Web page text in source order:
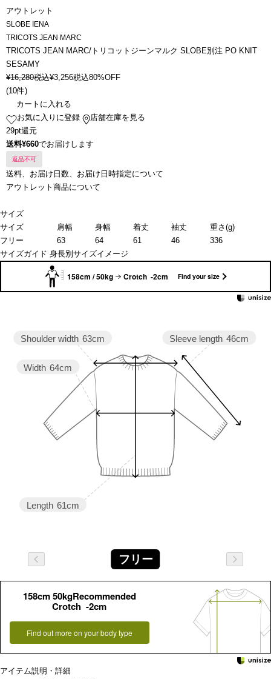
アウトレット
SLOBE IENA
TRICOTS JEAN MARC
TRICOTS JEAN MARC/トリコットジーンマルク SLOBE別注 PO KNIT
SESAMY
¥16,280税込¥3,256税込80%OFF
(10件)
カートに入れる
お気に入りに登録
店舗在庫を見る
29pt還元
送料¥660でお届けします
返品不可
送料、お届け日数、お届け日時指定について
アウトレット商品について
サイズ
サイズ
肩幅 身幅 着丈 袖丈
重さ(g)
フリー
63 64 61 46
336
サイズガイド 身長別サイズイメージ
158cm / 50kg Crotch -2cm Find your size
Sleeve length 46cm
Length 61cm
Width 64cm
Shoulder width 63cm
フリー
158cm 50kgRecommended
Crotch -2cm
Find out more on your body type
アイテム説明・詳細